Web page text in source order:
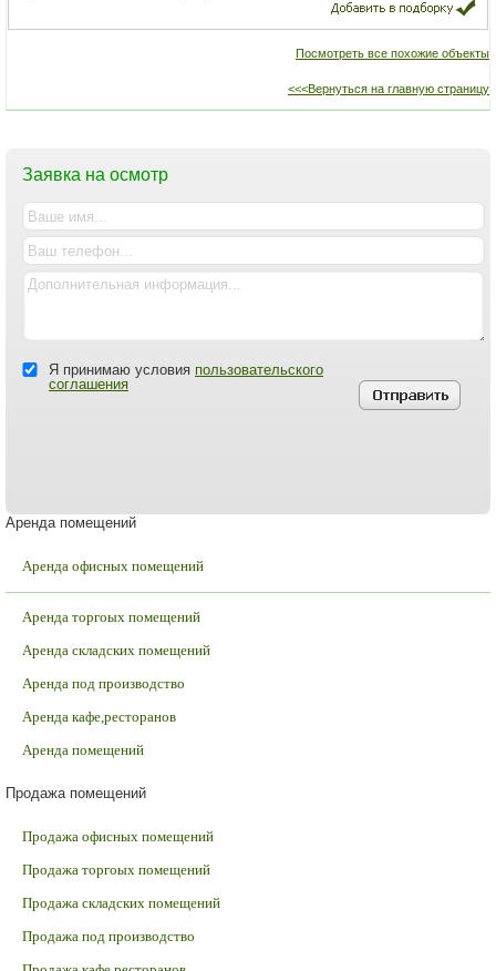
Посмотреть все похожие объекты
<<<Вернуться на главную страницу
Заявка на осмотр
Я принимаю условия пользовательского
соглашения
Аренда помещений
Аренда офисных помещений
Аренда торгоых помещений
Аренда складских помещений
Аренда под производство
Аренда кафе,ресторанов
Аренда помещений
Продажа помещений
Продажа офисных помещений
Продажа торгоых помещений
Продажа складских помещений
Продажа под производство